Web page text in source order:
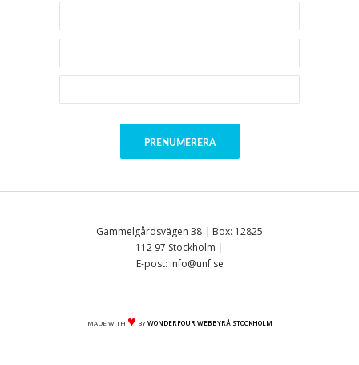
Gammelgårdsvägen 38 | Box: 12825
112 97 Stockholm |
E-post: info@unf.se
MADE WITH ♥ BYWONDERFOUR WEBBYRÅ STOCKHOLM